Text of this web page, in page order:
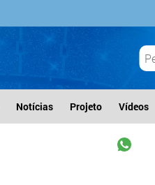
Notícias Projeto Vídeos